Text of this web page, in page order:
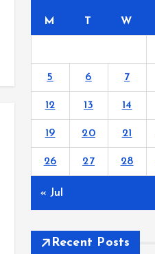
M T W
5 6 7
12 13 14
19 20 21
26 27 28
« Jul
Recent Posts